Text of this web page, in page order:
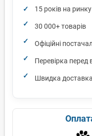
15 років на ринку
30 000+ товарів
Офіційні
Перевірка перед
Швидка доставка